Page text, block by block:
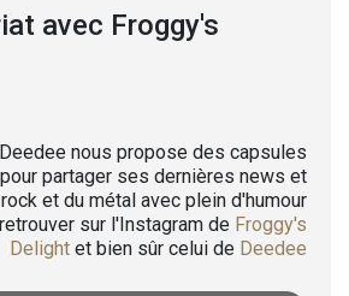
avec Froggy's
nous propose des capsules
partager ses dernières news et
et du métal avec plein d'humour
sur l'Instagram de Froggy's
Delight et bien sûr celui de Deedee